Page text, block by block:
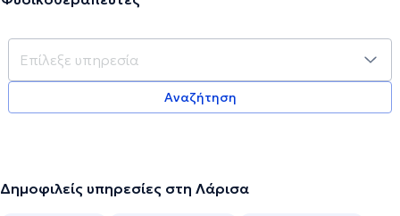
Αναζήτηση
Δημοφιλείς υπηρεσίες στη Λάρισα